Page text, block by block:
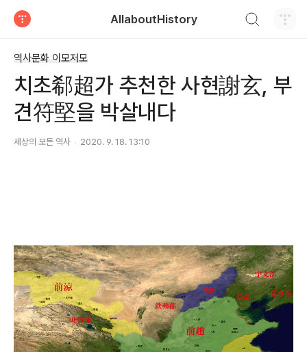
AllaboutHistory
역사문화 이모저모
치초郗超가 추천한 사현謝玄, 부
견符堅을 박살내다
세상의 모든 역사 2020. 9. 18. 13:10